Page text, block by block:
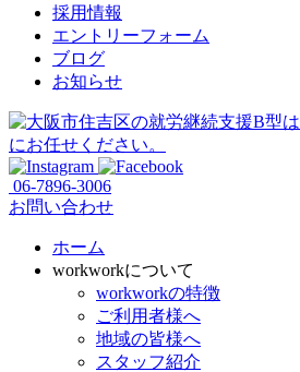
採用情報
エントリーフォーム
ブログ
お知らせ
06-7896-3006
お問い合わせ
ホーム
workworkについて
workworkの特徴
ご利用者様へ
地域の皆様へ
スタッフ紹介